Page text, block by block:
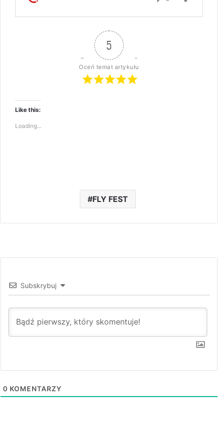
5
Oceń temat artykułu
Like this:
Loading...
FLY FEST
Subskrybuj
0 KOMENTARZY